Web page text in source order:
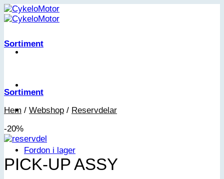
Skip
to
Fordon i lager
Sortiment
Sortiment
Hem / Webshop / Reservdelar
-20%
PICK-UP ASSY